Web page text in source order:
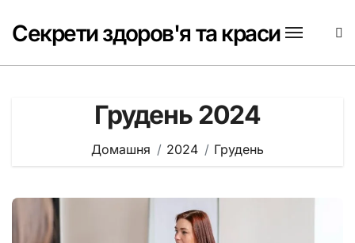
до
вмісту
Секрети здоров'я та краси
Грудень 2024
Домашня 2024 Грудень